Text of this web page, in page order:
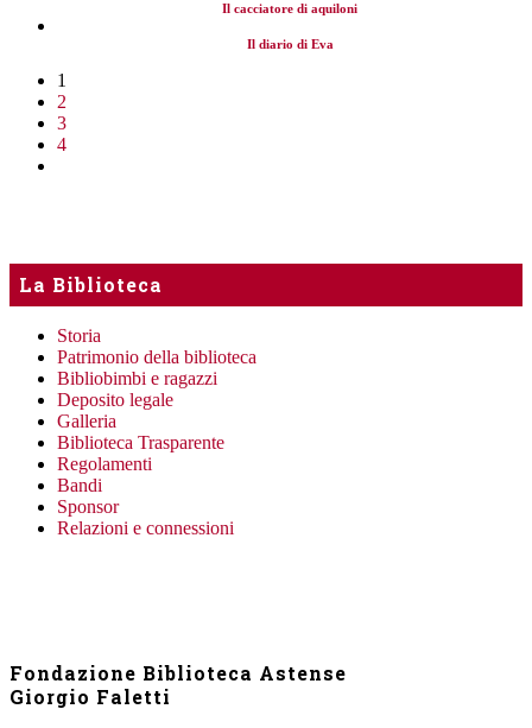
Il cacciatore di aquiloni
Il diario di Eva
1
2
3
4
La Biblioteca
Storia
Patrimonio della biblioteca
Bibliobimbi e ragazzi
Deposito legale
Galleria
Biblioteca Trasparente
Regolamenti
Bandi
Sponsor
Relazioni e connessioni
Fondazione Biblioteca Astense
Giorgio Faletti